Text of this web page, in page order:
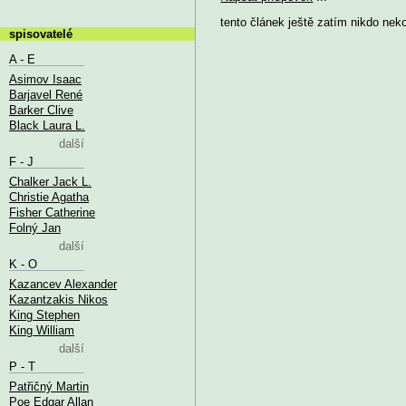
tento článek ještě zatím nikdo
spisovatelé
A - E
Asimov Isaac
Barjavel René
Barker Clive
Black Laura L.
další
F - J
Chalker Jack L.
Christie Agatha
Fisher Catherine
Folný Jan
další
K - O
Kazancev Alexander
Kazantzakis Nikos
King Stephen
King William
další
P - T
Patřičný Martin
Poe Edgar Allan